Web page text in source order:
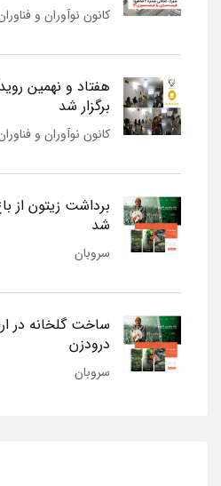
کانون نوآوران و
هفتاد و نهمین
برگزار شد
کانون نوآوران و
برداشت زیتون از
شد
سروبان
ساخت گلخانه در
درودزن
سروبان